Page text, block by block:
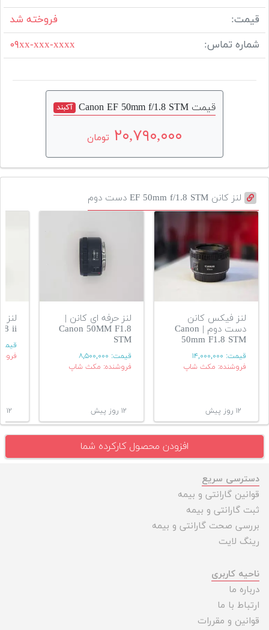
قیمت:
فروخته شد
شماره تماس:
۰۹xx-xxx-xxxx
قیمت Canon EF 50mm f/1.8 STM آکبند
۲۰,۷۹۰,۰۰۰ تومان
لنز کانن EF 50mm f/1.8 STM دست دوم
لنز فیکس کانن
دست دوم | Canon
50mm F1.8 STM
قیمت: ۱۴,۰۰۰,۰۰۰
فروشنده: مکث شاپ
۱۲ روز پیش
لنز حرفه ای کانن |
Canon 50MM F1.8
STM
قیمت: ۸,۵۰۰,۰۰۰
فروشنده: مکث شاپ
۱۲ روز پیش
ii
۱۲ روز پیش
افزودن محصول کارکرده شما
دسترسی سریع
قوانین گارانتی و بیمه
ثبت گارانتی و بیمه
بررسی صحت گارانتی و بیمه
رینگ لایت
ناحیه کاربری
درباره ما
ارتباط با ما
قوانین و مقررات